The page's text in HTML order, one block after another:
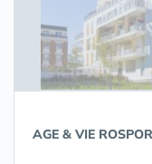
AGE & VIE